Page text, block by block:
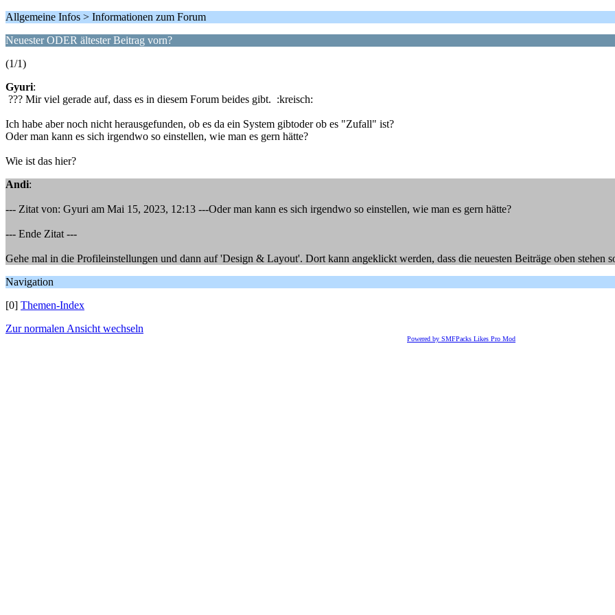
Allgemeine Infos > Informationen zum Forum
Neuester ODER ältester Beitrag vorn?
(1/1)
Gyuri:
??? Mir viel gerade auf, dass es in diesem Forum beides gibt. :kreisch:
Ich habe aber noch nicht herausgefunden, ob es da ein System gibtoder ob es "Zufall" ist?
Oder man kann es sich irgendwo so einstellen, wie man es gern hätte?
Wie ist das hier?
Andi:
--- Zitat von: Gyuri am Mai 15, 2023, 12:13 ---Oder man kann es sich irgendwo so einstellen, wie man es gern hätte?
--- Ende Zitat ---
Gehe mal in die Profileinstellungen und dann auf 'Design & Layout'. Dort kann angeklickt werden, dass die neuesten Beiträge oben stehen
Navigation
[0] Themen-Index
Zur normalen Ansicht wechseln
Powered by SMFPacks Likes Pro Mod